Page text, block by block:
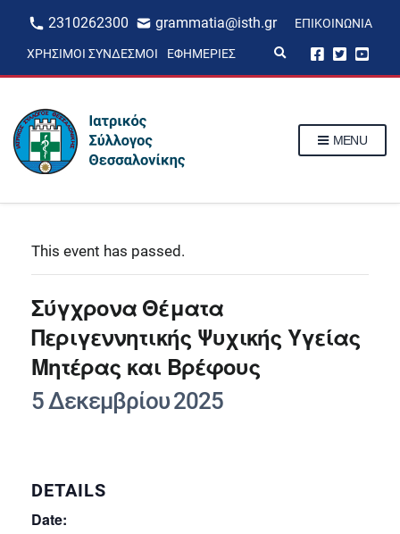
2310262300 grammatia@isth.gr ΕΠΙΚΟΙΝΩΝΊΑ
ΧΡΉΣΙΜΟΙ ΣΎΝΔΕΣΜΟΙ ΕΦΗΜΕΡΊΕΣ
p
MENU
This event has passed.
Σύγχρονα Θέματα
Περιγεννητικής Ψυχικής Υγείας
Μητέρας και Βρέφους
5 Δεκεμβρίου 2025
DETAILS
Date: